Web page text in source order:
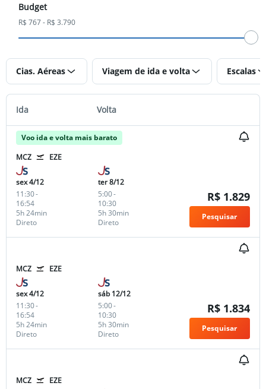
Budget
R$ 767 - R$ 3.790
Cias. Aéreas Viagem de ida e volta Escalas
Ida Volta
Voo ida e volta mais barato
MCZ
EZE
sex 4/12
11:30-
16:54
Direto
5h 24min
ter 8/12
5:00-
10:30
Direto
5h 30min
R$ 1.829
Pesquisar
MCZ EZE
sex 4/12
11:30-
16:54
Direto
5h 24min
sáb 12/12
5:00-
10:30
Direto
5h 30min
R$ 1.834
Pesquisar
MCZ EZE